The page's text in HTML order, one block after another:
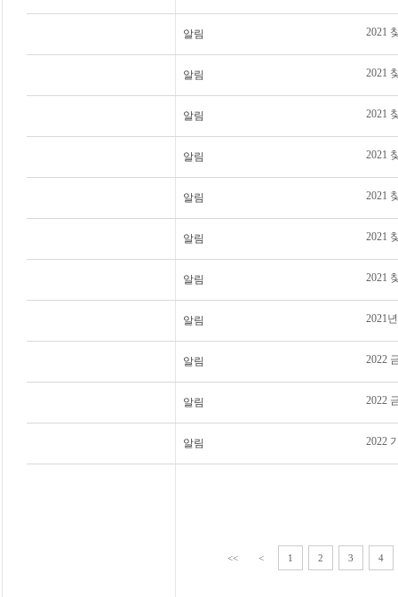
알림 2021
알림 2021
알림 2021
알림 2021
알림 2021
알림 2021
알림 2021
알림 2021
알림 2022
알림 2022
알림 2022
<< < 1 2 3 4